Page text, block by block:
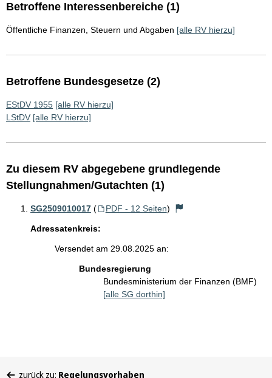
Betroffene Interessenbereiche (1)
Öffentliche Finanzen, Steuern und Abgaben [alle RV hierzu]
Betroffene Bundesgesetze (2)
EStDV 1955 [alle RV hierzu]
LStDV [alle RV hierzu]
Zu diesem RV abgegebene grundlegende
Stellungnahmen/Gutachten (1)
SG2509010017 ( PDF - 12 Seiten)
Adressatenkreis:
Versendet am 29.08.2025 an:
Bundesregierung
Bundesministerium der Finanzen (BMF)
[alle SG dorthin]
zurück zu: Regelungsvorhaben